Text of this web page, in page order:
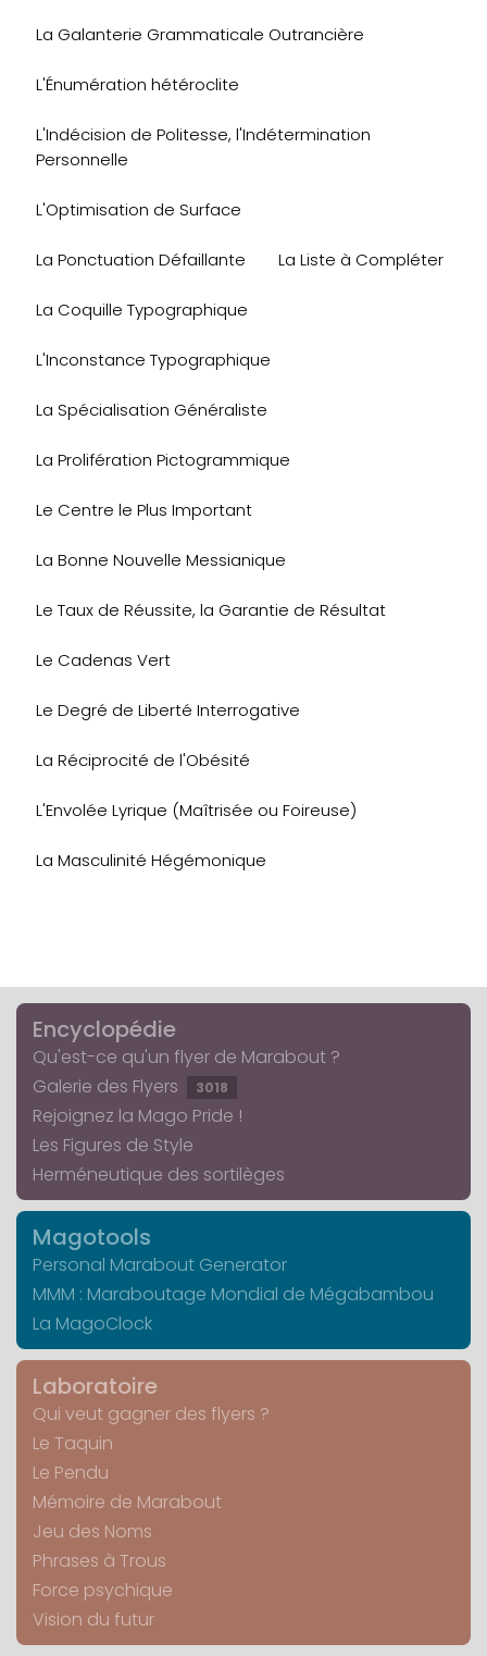
La Galanterie Grammaticale Outrancière
L'Énumération hétéroclite
L'Indécision de Politesse, l'Indétermination
Personnelle
L'Optimisation de Surface
La Ponctuation Défaillante La Liste à Compléter
La Coquille Typographique
L'Inconstance Typographique
La Spécialisation Généraliste
La Prolifération Pictogrammique
Le Centre le Plus Important
La Bonne Nouvelle Messianique
Le Taux de Réussite, la Garantie de Résultat
Le Cadenas Vert
Le Degré de Liberté Interrogative
La Réciprocité de l'Obésité
L'Envolée Lyrique (Maîtrisée ou Foireuse)
La Masculinité Hégémonique
Encyclopédie
Qu'est-ce qu'un flyer de Marabout ?
Galerie des Flyers
3018
Rejoignez la Mago Pride !
Les Figures de Style
Herméneutique des sortilèges
Magotools
Personal Marabout Generator
MMM : Maraboutage Mondial de Mégabambou
La MagoClock
Laboratoire
Qui veut gagner des flyers ?
Le Taquin
Le Pendu
Mémoire de Marabout
Jeu des Noms
Phrases à Trous
Force psychique
Vision du futur